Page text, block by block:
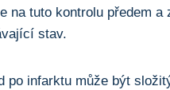
​na tuto kontrolu předem
stav.
po infarktu může být